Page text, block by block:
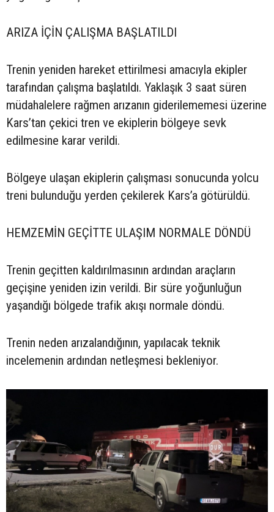
ARIZA İÇİN ÇALIŞMA BAŞLATILDI
Trenin yeniden hareket ettirilmesi amacıyla ekipler
tarafından çalışma başlatıldı. Yaklaşık 3 saat süren
müdahalelere rağmen arızanın giderilememesi üzerine
Kars’tan çekici tren ve ekiplerin bölgeye sevk
edilmesine karar verildi.
Bölgeye ulaşan ekiplerin çalışması sonucunda yolcu
treni bulunduğu yerden çekilerek Kars’a götürüldü.
HEMZEMİN GEÇİTTE ULAŞIM NORMALE DÖNDÜ
Trenin geçitten kaldırılmasının ardından araçların
geçişine yeniden izin verildi. Bir süre yoğunluğun
yaşandığı bölgede trafik akışı normale döndü.
Trenin neden arızalandığının, yapılacak teknik
incelemenin ardından netleşmesi bekleniyor.